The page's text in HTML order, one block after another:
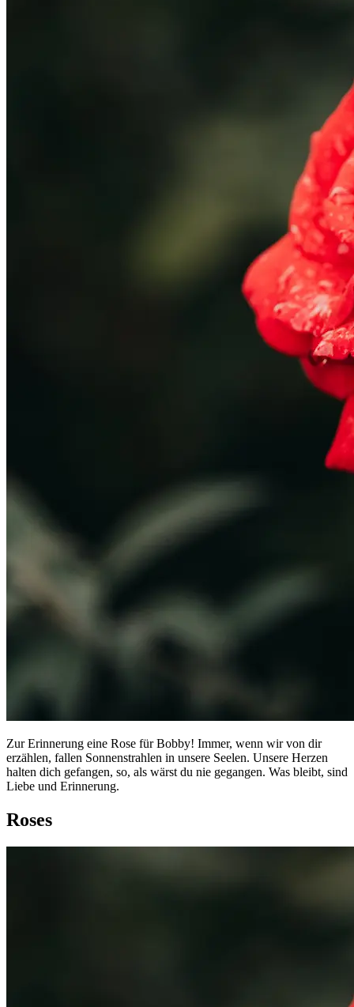
Zur Erinnerung eine Rose für Bobby! Immer, wenn wir von dir
erzählen, fallen Sonnenstrahlen in unsere Seelen. Unsere Herzen
halten dich gefangen, so, als wärst du nie gegangen. Was bleibt, sind
Liebe und Erinnerung.
Roses